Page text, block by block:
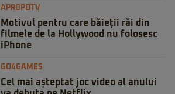
APROPOTV
Motivul pentru care băieții răi din
filmele de la Hollywood nu folosesc
iPhone
GO4GAMES
Cel mai așteptat joc video al anului